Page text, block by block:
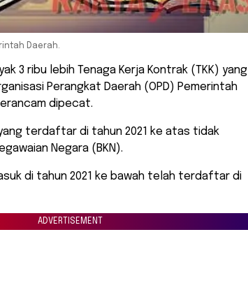
Daerah.
3 ribu lebih Tenaga Kerja Kontrak (TKK) yang
Perangkat Daerah (OPD) Pemerintah
dipecat.
terdaftar di tahun 2021 ke atas tidak
Negara (BKN).
di tahun 2021 ke bawah telah terdaftar di
ADVERTISEMENT